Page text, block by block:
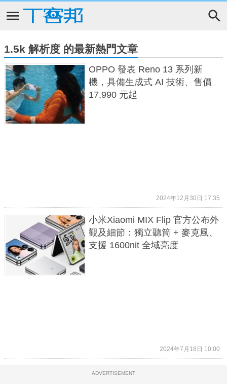
1.5k 解析度 的最新熱門文章
OPPO 發表 Reno 13 系列新
機，具備生成式 AI 技術、售價
17,990 元起
2024年12月30日 17:35
小米Xiaomi MIX Flip 官方公布外
觀及細節：獨立聽筒 + 麥克風、
支援 1600nit 全域亮度
2024年7月18日 10:00
ADVERTISEMENT